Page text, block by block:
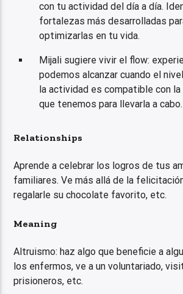
con tu actividad del día a día.
fortalezas más desarrolladas
optimizarlas en tu vida.
Mijali sugiere vivir el flow:
podemos alcanzar cuando el
la actividad es compatible con la
que tenemos para llevarla a cabo.
Relationships
Aprende a celebrar los logros de tus
familiares. Ve más allá de la
regalarle su chocolate favorito, etc.
Meaning
Altruismo: haz algo que beneficie a
los enfermos, ve a un voluntariado,
prisioneros, etc.